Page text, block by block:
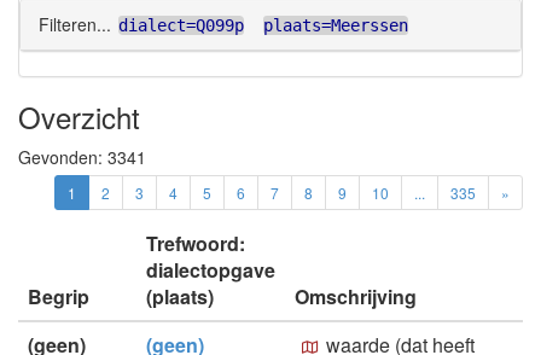
Filteren... dialect=Q099p plaats=Meerssen
Overzicht
Gevonden: 3341
1 2 3 4 5 6 7 8 9 10 ... 335 »
Begrip
Trefwoord:
dialectopgave
(plaats)
Omschrijving
(geen)
(geen)
waarde (dat heeft